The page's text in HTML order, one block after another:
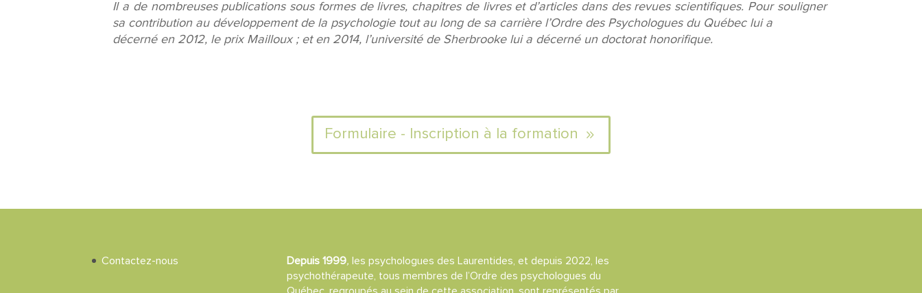
Il a de nombreuses publications sous formes de livres, chapitres de livres et d’articles dans des revues scientifiques. Pour souligner
sa contribution au développement de la psychologie tout au long de sa carrière l’Ordre des Psychologues du Québec lui a
décerné en 2012, le prix Mailloux ; et en 2014, l’université de Sherbrooke lui a décerné un doctorat honorifique.
Formulaire - Inscription à la formation
Contactez-nous Depuis 1999, les psychologues des Laurentides, et depuis 2022, les
psychothérapeute, tous membres de l’Ordre des psychologues du